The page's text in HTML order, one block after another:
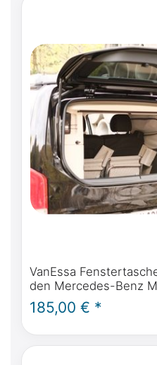
VanEssa
den Mercedes-Benz
Activity, V Klasse,
185,00 € *